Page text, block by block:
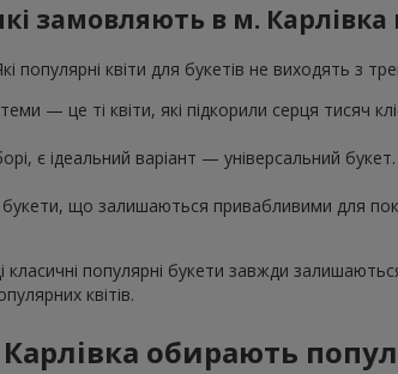
замовляють в м.
популярні квіти для букетів не виходять з
— це ті квіти, які підкорили серця тисяч
є ідеальний варіант — універсальний
що залишаються привабливими для
класичні популярні букети завжди
квітів.
обирають